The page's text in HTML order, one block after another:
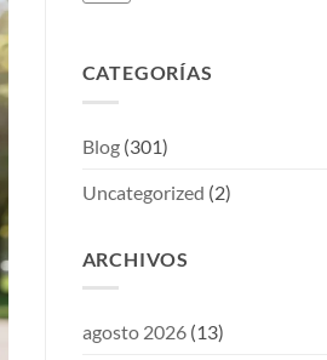
CATEGORÍAS
Blog(301)
Uncategorized (2)
ARCHIVOS
agosto 2026(13)